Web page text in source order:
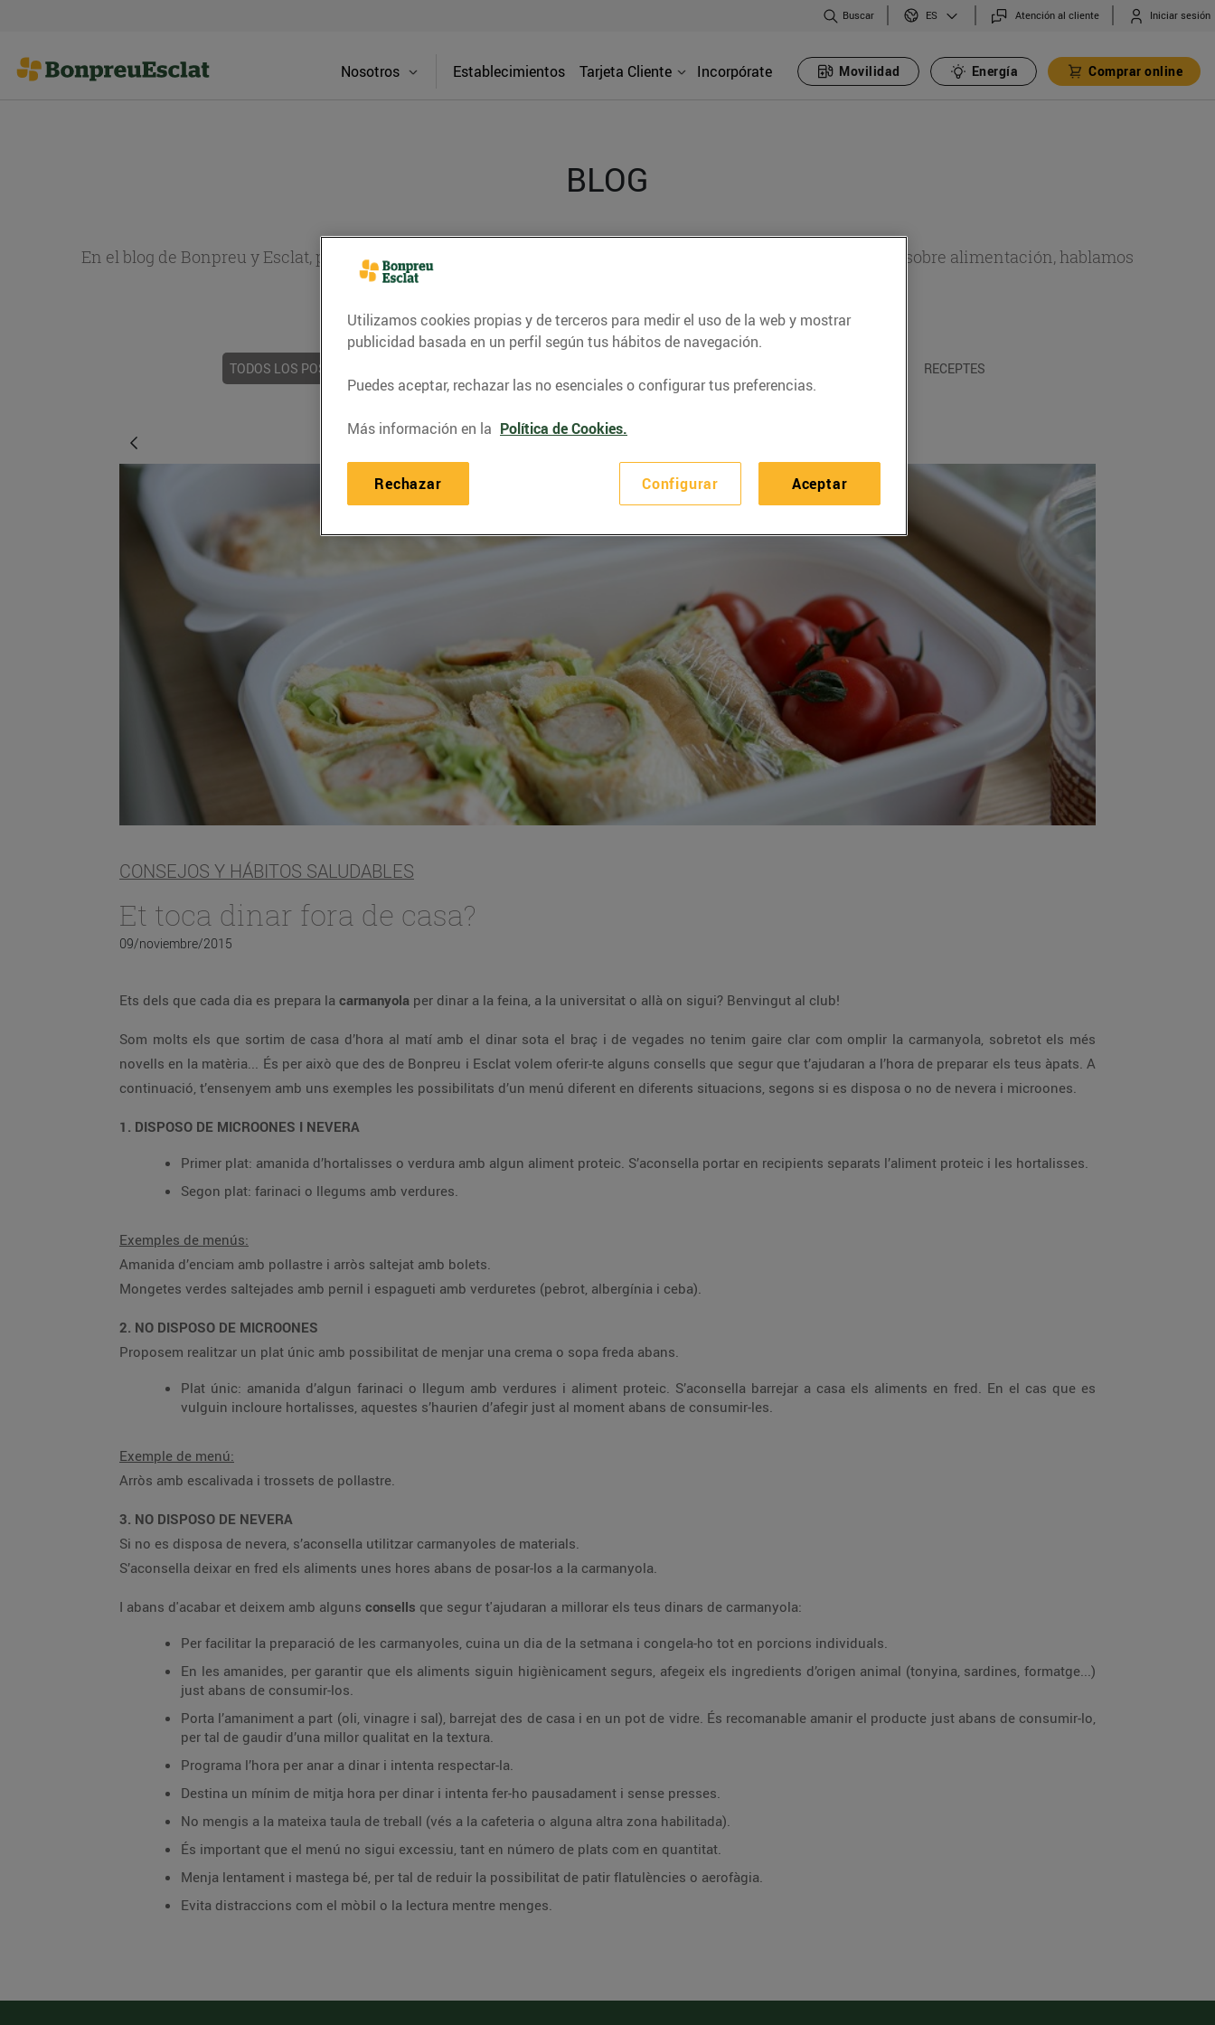
Buscar ES Atención al cliente Iniciar sesión
Nosotros Establecimientos Tarjeta Cliente Incorpórate Movilidad Energía Comprar online
BLOG
En el blog de Bonpreu y Esclat, puedes encontrar recetas, consejos nutricionales, información de actualidad sobre alimentación, hablamos
TODOS LOS POSTS RECEPTES
CONSEJOS Y HÁBITOS SALUDABLES
Et toca dinar fora de casa?
09/noviembre/2015
Ets dels que cada dia es prepara la carmanyola per dinar a la feina, a la universitat o allà on sigui? Benvingut al club!
Som molts els que sortim de casa d’hora al matí amb el dinar sota el braç i de vegades no tenim gaire clar com omplir la carmanyola, sobretot els més
novells en la matèria... És per això que des de Bonpreu i Esclat volem oferir-te alguns consells que segur que t’ajudaran a l’hora de preparar els teus àpats. A
continuació, t’ensenyem amb uns exemples les possibilitats d’un menú diferent en diferents situacions, segons si es disposa o no de nevera i microones.
1. DISPOSO DE MICROONES I NEVERA
Primer plat: amanida d’hortalisses o verdura amb algun aliment proteic. S’aconsella portar en recipients separats l’aliment proteic i les hortalisses.
Segon plat: farinaci o llegums amb verdures.
Exemples de menús:
Amanida d’enciam amb pollastre i arròs saltejat amb bolets.
Mongetes verdes saltejades amb pernil i espagueti amb verduretes (pebrot, albergínia i ceba).
2. NO DISPOSO DE MICROONES
Proposem realitzar un plat únic amb possibilitat de menjar una crema o sopa freda abans.
Plat únic: amanida d’algun farinaci o llegum amb verdures i aliment proteic. S’aconsella barrejar a casa els aliments en fred. En el cas que es
vulguin incloure hortalisses, aquestes s’haurien d’afegir just al moment abans de consumir-les.
Exemple de menú:
Arròs amb escalivada i trossets de pollastre.
3. NO DISPOSO DE NEVERA
Si no es disposa de nevera, s’aconsella utilitzar carmanyoles de materials.
S’aconsella deixar en fred els aliments unes hores abans de posar-los a la carmanyola.
I abans d'acabar et deixem amb alguns consells que segur t'ajudaran a millorar els teus dinars de carmanyola:
Per facilitar la preparació de les carmanyoles, cuina un dia de la setmana i congela-ho tot en porcions individuals.
En les amanides, per garantir que els aliments siguin higiènicament segurs, afegeix els ingredients d’origen animal (tonyina, sardines, formatge...)
just abans de consumir-los.
Porta l’amaniment a part (oli, vinagre i sal), barrejat des de casa i en un pot de vidre. És recomanable amanir el producte just abans de consumir-lo,
per tal de gaudir d’una millor qualitat en la textura.
Programa l’hora per anar a dinar i intenta respectar-la.
Destina un mínim de mitja hora per dinar i intenta fer-ho pausadament i sense presses.
No mengis a la mateixa taula de treball (vés a la cafeteria o alguna altra zona habilitada).
És important que el menú no sigui excessiu, tant en número de plats com en quantitat.
Menja lentament i mastega bé, per tal de reduir la possibilitat de patir flatulències o aerofàgia.
Evita distraccions com el mòbil o la lectura mentre menges.
Utilizamos cookies propias y de terceros para medir el uso de la web y mostrar
publicidad basada en un perfil según tus hábitos de navegación.
Puedes aceptar, rechazar las no esenciales o configurar tus preferencias.
Más información en la Política de Cookies.
Configurar
Rechazar Aceptar